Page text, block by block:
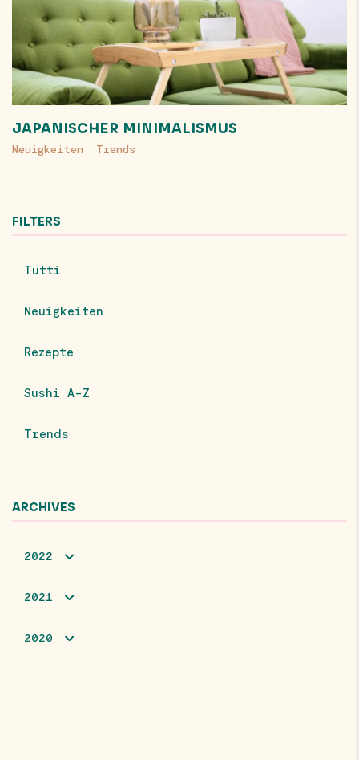
JAPANISCHER MINIMALISMUS
Neuigkeiten Trends
FILTERS
Tutti
Neuigkeiten
Rezepte
Sushi A-Z
Trends
ARCHIVES
2022
2021
2020